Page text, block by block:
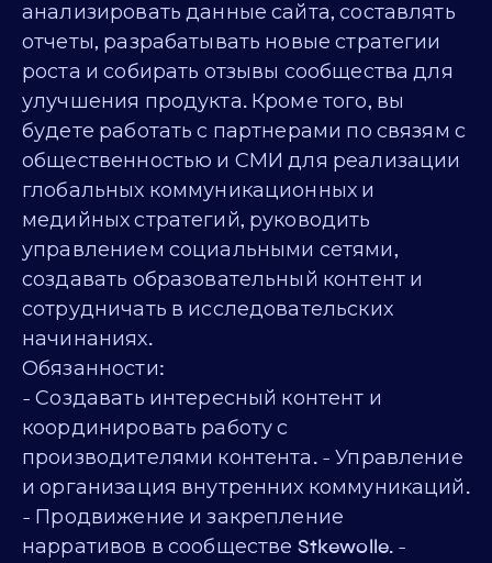
анализировать данные сайта, составлять
отчеты, разрабатывать новые стратегии
роста и собирать отзывы сообщества для
улучшения продукта. Кроме того, вы
будете работать с партнерами по связям с
общественностью и СМИ для реализации
глобальных коммуникационных и
медийных стратегий, руководить
управлением социальными сетями,
создавать образовательный контент и
сотрудничать в исследовательских
начинаниях.
Обязанности:
- Создавать интересный контент и
координировать работу с
производителями контента. - Управление
и организация внутренних коммуникаций.
- Продвижение и закрепление
нарративов в сообществе Stkewolle. -